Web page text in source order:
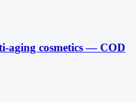
cosmetics — COD